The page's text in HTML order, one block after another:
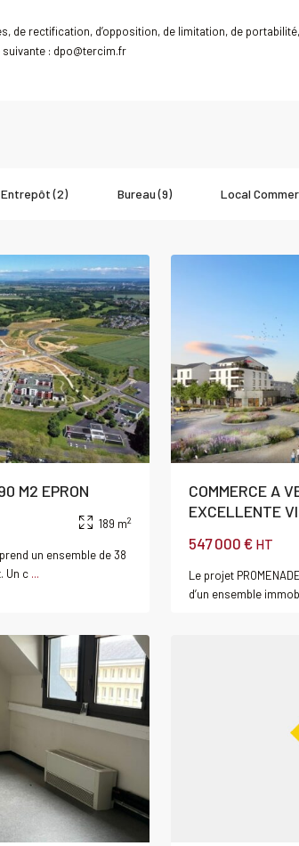
de rectification, d’opposition, de limitation, de
: dpo@tercim.fr
(2) Bureau (9) Local
M2 EPRON
189 m2
un ensemble de 38
Un c ...
Acheter
Local
commercial
COMMERCE A
EXCELLENTE
547 000 € HT
Le projet
d’un ensemble
Louer Bureau